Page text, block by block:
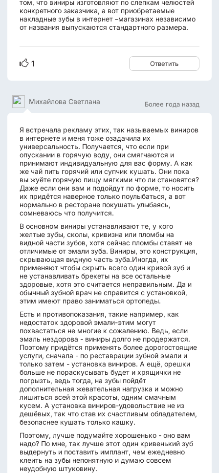
том, что виниры изготовляют по слепкам челюстей
конкретного заказчика, а вот приобретаемые
накладные зубы в интернет –магазинах независимо
от названия выпускаются стандартного размера.
1 Ответить
Более года назад
Михайлова Светлана
Я встречала рекламу этих, так называемых виниров
в интернете и меня тоже озадачила их
универсальность. Получается, что если при
опускании в горячую воду, они смягчаются и
принимают индивидуальную для вас форму. А как
же чай пить горячий или супчик кушать. Они пока
вы жуёте горячую пищу мягкими что ли становятся?
Даже если они вам и подойдут по форме, то носить
их придётся наверное только поулыбаться, а вот
нормально в ресторане покушать улыбаясь,
сомневаюсь что получится.
В основном виниры устанавливают те, у кого
желтые зубы, сколы, кривизна или пломбы на
видной части зубов, хотя сейчас пломбы ставят не
отличимые от эмали зуба. Виниры, это конструкция,
скрывающая видную часть зуба.Иногда, их
применяют чтобы скрыть всего один кривой зуб и
не устанавливать брекеты на все остальные
здоровые, хотя это считается неправильным. Да и
обычный зубной врач не справится с установкой,
этим имеют право заниматься ортопеды.
Есть и противопоказания, такие например, как
недостаток здоровой эмали-этим могут
похвастаться не многие к сожалению. Ведь, если
эмаль нездорова - виниры долго не продержатся.
Поэтому придётся применять более дорогостоящие
услуги, сначала - по реставрации зубной эмали и
только затем - установка виниров. А ещё, орешки
больше не пораскусывать будет и хрящички не
погрызть, ведь тогда, на зубы пойдёт
дополнительная жевательная нагрузка и можно
лишиться всей этой красоты, одним смачным
кусем. А установка виниров-удовольствие не из
дешёвых, так что став их счастливым обладателем,
безопаснее кушать только кашку.
Поэтому, лучше подумайте хорошенько - оно вам
надо? По мне, так лучше этот один кривенький зуб
выдернуть и поставить имплант, чем ежедневно
клеить на зубы непонятную и думаю совсем
неудобную штуковину.